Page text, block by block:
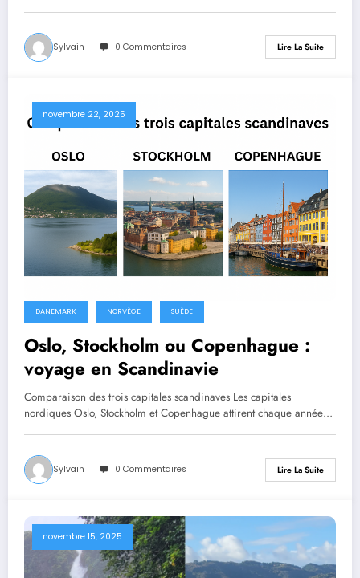
Sylvain 0 Commentaires Lire La Suite
novembre 22, 2025
DANEMARK NORVÈGE SUÈDE
Oslo, Stockholm ou Copenhague :
voyage en Scandinavie
Comparaison des trois capitales scandinaves Les capitales
nordiques Oslo, Stockholm et Copenhague attirent chaque année…
Sylvain 0 Commentaires Lire La Suite
novembre 15, 2025